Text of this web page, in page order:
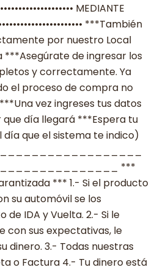
MEDIANTE
***También
por nuestro Local
***Asegúrate de ingresar los
y correctamente. Ya
el proceso de compra no
vez ingreses tus datos
que día llegará ***Espera tu
que el sistema te indico)
***
*** 1.- Si el producto
su automóvil se los
de IDA y Vuelta. 2.- Si le
con sus expectativas, le
dinero. 3.- Todas nuestras
o Factura 4.- Tu dinero está